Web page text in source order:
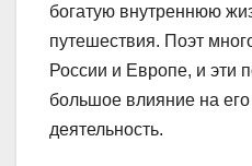
богатую внутреннюю
путешествия. Поэт
России и Европе, и эти
большое влияние на
деятельность.